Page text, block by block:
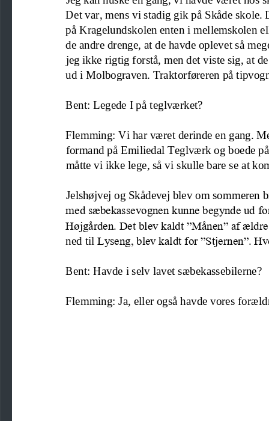
Det var, mens vi stadig gik på Skåde
på Kragelundskolen enten i mellemskolen
de andre drenge, at de havde oplevet så
jeg ikke rigtig forstå, men det viste sig, at
ud i Molbograven. Traktorføreren på
Bent: Legede I på teglværket?
Flemming: Vi har været derinde en gang .
formand på Emiliedal Teglværk og boede
måtte vi ikke lege, så vi skulle bare se at
Jelshøjvej og Skådevej blev om sommeren
med sæbekassevognen kunne begynde ud
Højgården. Det blev kaldt ”Månen” af
ned til Lyseng, blev kaldt for ”Stjernen”.
Bent: Havde i selv lavet sæbekassebilerne?
Flemming: Ja, eller også havde vores